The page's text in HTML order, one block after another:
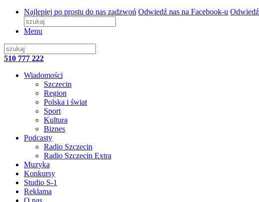
Najlepiej po prostu do nas zadzwoń Odwiedź nas na Facebook-u
Menu
510 777 222
Wiadomości
Szczecin
Region
Polska i świat
Sport
Kultura
Biznes
Podcasty
Radio Szczecin
Radio Szczecin Extra
Muzyka
Konkursy
Studio S-1
Reklama